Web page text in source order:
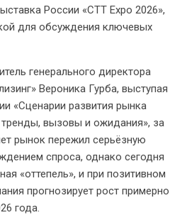
России «CTT Expo 2026»,
для обсуждения ключевых
генерального директора
Вероника Гурба, выступая
«Сценарии развития рынка
вызовы и ожидания», за
рынок пережил серьёзную
спроса, однако сегодня
«оттепель», и при позитивном
прогнозирует рост примерно
года.